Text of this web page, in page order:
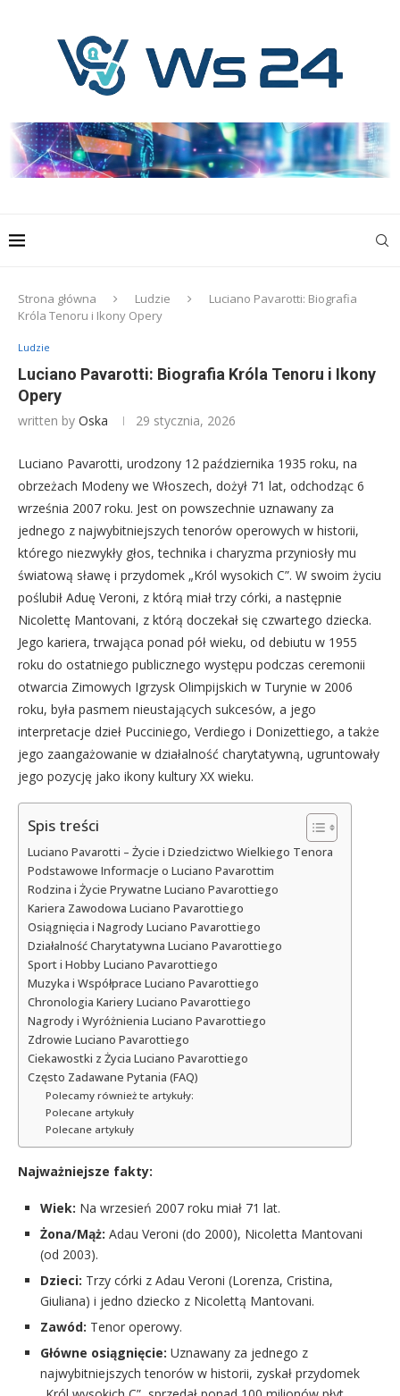
Strona główna Ludzie
Luciano Pavarotti: Biografia
Króla Tenoru i Ikony Opery
Ludzie
Luciano Pavarotti: Biografia Króla Tenoru i Ikony
Opery
written by Oska 29 stycznia, 2026
Luciano Pavarotti, urodzony 12 października 1935 roku, na
obrzeżach Modeny we Włoszech, dożył 71 lat, odchodząc 6
września 2007 roku. Jest on powszechnie uznawany za
jednego z najwybitniejszych tenorów operowych w historii,
którego niezwykły głos, technika i charyzma przyniosły mu
światową sławę i przydomek „Król wysokich C”. W swoim życiu
poślubił Aduę Veroni, z którą miał trzy córki, a następnie
Nicolettę Mantovani, z którą doczekał się czwartego dziecka.
Jego kariera, trwająca ponad pół wieku, od debiutu w 1955
roku do ostatniego publicznego występu podczas ceremonii
otwarcia Zimowych Igrzysk Olimpijskich w Turynie w 2006
roku, była pasmem nieustających sukcesów, a jego
interpretacje dzieł Pucciniego, Verdiego i Donizettiego, a także
jego zaangażowanie w działalność charytatywną, ugruntowały
jego pozycję jako ikony kultury XX wieku.
Spis treści
Luciano Pavarotti – Życie i Dziedzictwo Wielkiego Tenora
Podstawowe Informacje o Luciano Pavarottim
Rodzina i Życie Prywatne Luciano Pavarottiego
Kariera Zawodowa Luciano Pavarottiego
Osiągnięcia i Nagrody Luciano Pavarottiego
Działalność Charytatywna Luciano Pavarottiego
Sport i Hobby Luciano Pavarottiego
Muzyka i Współprace Luciano Pavarottiego
Chronologia Kariery Luciano Pavarottiego
Nagrody i Wyróżnienia Luciano Pavarottiego
Zdrowie Luciano Pavarottiego
Ciekawostki z Życia Luciano Pavarottiego
Często Zadawane Pytania (FAQ)
Polecamy również te artykuły:
Polecane artykuły
Polecane artykuły
Najważniejsze fakty:
Wiek: Na wrzesień 2007 roku miał 71 lat.
Żona/Mąż: Adau Veroni (do 2000), Nicoletta Mantovani
(od 2003).
Dzieci: Trzy córki z Adau Veroni (Lorenza, Cristina,
Giuliana) i jedno dziecko z Nicolettą Mantovani.
Zawód: Tenor operowy.
Główne osiągnięcie: Uznawany za jednego z
najwybitniejszych tenorów w historii, zyskał przydomek